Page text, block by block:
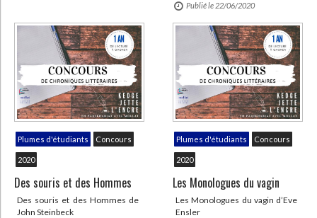
Publié le 22/06/2020
Plumes d'étudiants Concours
2020
Des souris et des Hommes
Des souris et des Hommes de
John Steinbeck
Plumes d'étudiants Concours
2020
Les Monologues du vagin
Les Monologues du vagin d’Eve
Ensler